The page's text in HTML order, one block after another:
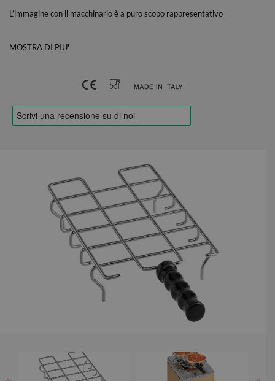
L’immagine con il macchinario è a puro scopo rappresentativo
MOSTRA DI PIU'